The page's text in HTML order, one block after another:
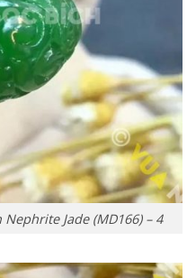
Jade (MD166) – 4